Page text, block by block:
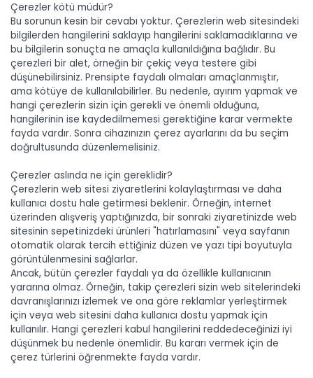
Çerezler kötü müdür?
Bu sorunun kesin bir cevabı yoktur. Çerezlerin web sitesindeki
bilgilerden hangilerini saklayıp hangilerini saklamadıklarına ve
bu bilgilerin sonuçta ne amaçla kullanıldığına bağlıdır. Bu
çerezleri bir alet, örneğin bir çekiç veya testere gibi
düşünebilirsiniz. Prensipte faydalı olmaları amaçlanmıştır,
ama kötüye de kullanılabilirler. Bu nedenle, ayırım yapmak ve
hangi çerezlerin sizin için gerekli ve önemli olduğuna,
hangilerinin ise kaydedilmemesi gerektiğine karar vermekte
fayda vardır. Sonra cihazınızın çerez ayarlarını da bu seçim
doğrultusunda düzenlemelisiniz.
Çerezler aslında ne için gereklidir?
Çerezlerin web sitesi ziyaretlerini kolaylaştırması ve daha
kullanıcı dostu hale getirmesi beklenir. Örneğin, internet
üzerinden alışveriş yaptığınızda, bir sonraki ziyaretinizde web
sitesinin sepetinizdeki ürünleri "hatırlamasını" veya sayfanın
otomatik olarak tercih ettiğiniz düzen ve yazı tipi boyutuyla
görüntülenmesini sağlarlar.
Ancak, bütün çerezler faydalı ya da özellikle kullanıcının
yararına olmaz. Örneğin, takip çerezleri sizin web sitelerindeki
davranışlarınızı izlemek ve ona göre reklamlar yerleştirmek
için veya web sitesini daha kullanıcı dostu yapmak için
kullanılır. Hangi çerezleri kabul hangilerini reddedeceğinizi iyi
düşünmek bu nedenle önemlidir. Bu kararı vermek için de
çerez türlerini öğrenmekte fayda vardır.